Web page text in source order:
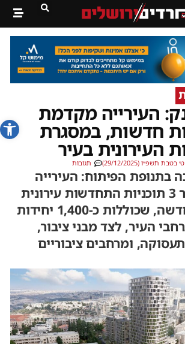
פתח העירייה מקדמת
דירות חדשות, במסגרת
העירונית בעיר
ט׳ בטבת תשפ״ו (29/12/2025) תגובות
בתנופת הפיתוח: העירייה
ממליצה לאשר 3 תוכניות התחדשות עירונית
ותכנית בניה חדשה, שכוללות כ-1,400 יחידות
העיר, לצד מבני ציבור,
ומרחבים ציבוריים